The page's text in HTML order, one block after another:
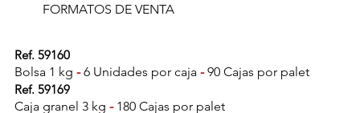
FORMATOS DE VENTA
Ref. 59160
Bolsa 1 kg-6 Unidades por caja-90 Cajas por palet
Ref. 59169
Caja granel 3 kg-180 Cajas por palet